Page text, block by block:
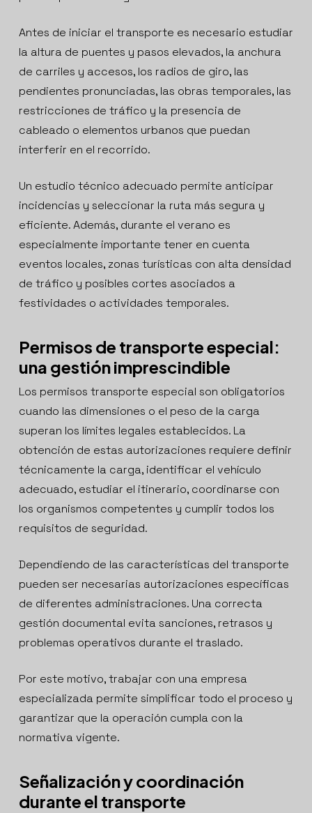
Antes de iniciar el transporte es necesario estudiar
la altura de puentes y pasos elevados, la anchura
de carriles y accesos, los radios de giro, las
pendientes pronunciadas, las obras temporales, las
restricciones de tráfico y la presencia de
cableado o elementos urbanos que puedan
interferir en el recorrido.
Un estudio técnico adecuado permite anticipar
incidencias y seleccionar la ruta más segura y
eficiente. Además, durante el verano es
especialmente importante tener en cuenta
eventos locales, zonas turísticas con alta densidad
de tráfico y posibles cortes asociados a
festividades o actividades temporales.
Permisos de transporte especial:
una gestión imprescindible
Los permisos transporte especial son obligatorios
cuando las dimensiones o el peso de la carga
superan los límites legales establecidos. La
obtención de estas autorizaciones requiere definir
técnicamente la carga, identificar el vehículo
adecuado, estudiar el itinerario, coordinarse con
los organismos competentes y cumplir todos los
requisitos de seguridad.
Dependiendo de las características del transporte
pueden ser necesarias autorizaciones específicas
de diferentes administraciones. Una correcta
gestión documental evita sanciones, retrasos y
problemas operativos durante el traslado.
Por este motivo, trabajar con una empresa
especializada permite simplificar todo el proceso y
garantizar que la operación cumpla con la
normativa vigente.
Señalización y coordinación
durante el transporte